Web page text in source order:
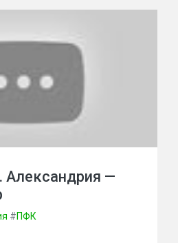
Александрия —
#ПФК